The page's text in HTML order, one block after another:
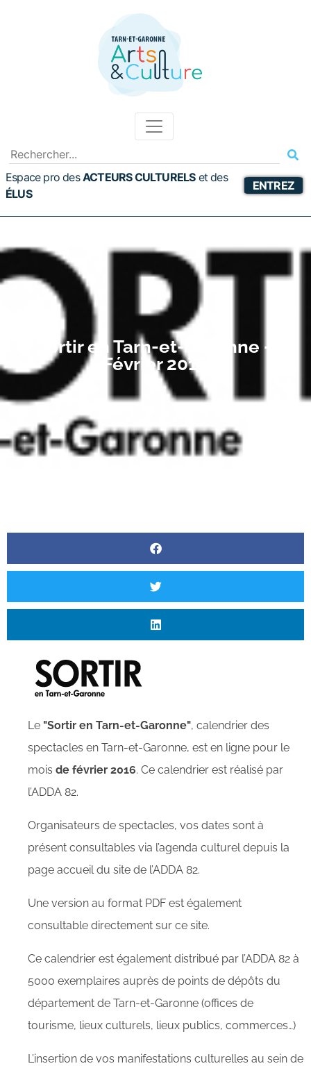
Espace pro desACTEURS CULTURELS etdes
ÉLUS
ENTREZ
Sortir en Tarn-et-Garonne –
Février 2016
Le "Sortir en Tarn-et-Garonne", calendrier des
spectacles en Tarn-et-Garonne, est en ligne pour le
mois de février 2016. Ce calendrier est réalisé par
l’ADDA 82.
Organisateurs de spectacles, vos dates sont à
présent consultables via l’agenda culturel depuis la
page accueil du site de l’ADDA 82.
Une version au format PDF est également
consultable directement sur ce site.
Ce calendrier est également distribué par l’ADDA 82 à
5000 exemplaires auprès de points de dépôts du
département de Tarn-et-Garonne (offices de
tourisme, lieux culturels, lieux publics, commerces…)
L’insertion de vos manifestations culturelles au sein de